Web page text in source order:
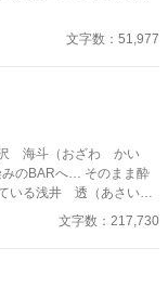
文字数：51,977
沢 海斗（おざわ かい
へ… そのまま酔
ている浅井 透（あさい
す。
文字数：217,730